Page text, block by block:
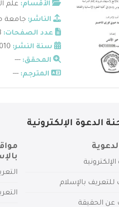
الأقسام: علم
الناشر: جامعة
عدد الصفحات:
سنة النشر:
المحقق: ---
المترجم: ---
الدعوة الإلكترونية
للتعريف بالإسلام
عن الحقيقة